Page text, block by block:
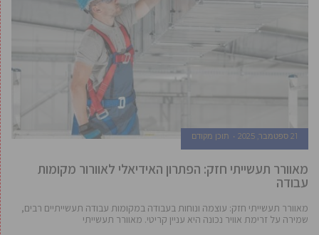
21 ספטמבר, 2025 תוכן מקודם
מאוורר תעשייתי חזק: הפתרון האידיאלי לאוורור מקומות
עבודה
מאוורר תעשייתי חזק: עוצמה ונוחות בעבודה במקומות עבודה תעשייתיים רבים,
שמירה על זרימת אוויר נכונה היא עניין קריטי. מאוורר תעשייתי